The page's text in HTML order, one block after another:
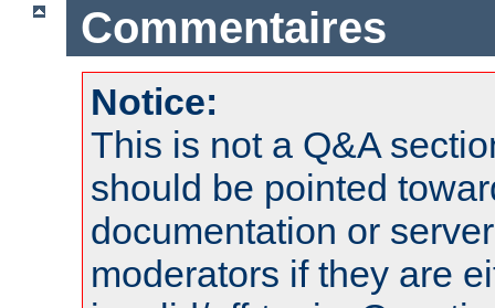
Commentaires
Notice:
This is not a Q&A
should be pointed
documentation or
moderators if they are